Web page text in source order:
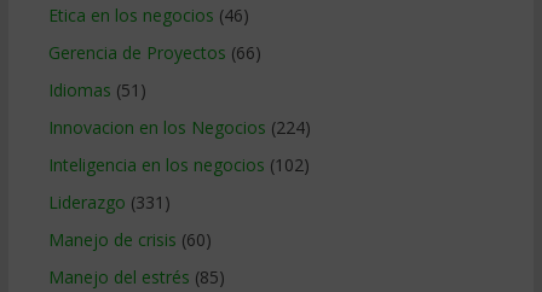
Etica en los negocios (46)
Gerencia de Proyectos (66)
Idiomas (51)
Innovacion en los Negocios (224)
Inteligencia en los negocios (102)
Liderazgo (331)
Manejo de crisis (60)
Manejo del estrés (85)